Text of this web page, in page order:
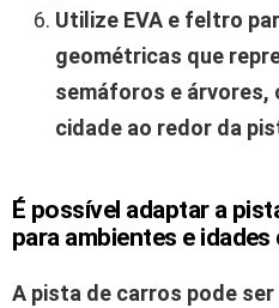
Utilize EVA e feltro
geométricas que
semáforos e árvores,
cidade ao redor da
É possível adaptar a
para ambientes e
A pista de carros pode